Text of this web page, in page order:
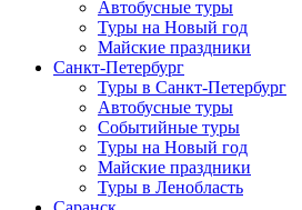
Автобусные туры
Туры на Новый год
Майские праздники
Санкт-Петербург
Туры в Санкт-Петербург
Автобусные туры
Событийные туры
Туры на Новый год
Майские праздники
Туры в Ленобласть